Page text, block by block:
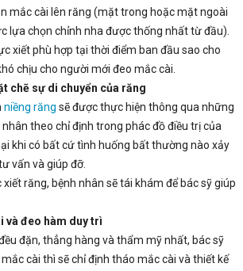
mắc cài lên răng (mặt trong hoặc mặt ngoài
lựa chọn chỉnh nha được thống nhất từ đầu).
xiết phù hợp tại thời điểm ban đầu sao cho
chịu cho người mới đeo mắc cài.
chẽ sự di chuyển của răng
niềng răng sẽ được thực hiện thông qua những
theo chỉ định trong phác đồ điều trị của
khi có bất cứ tình huống bất thường nào xảy
vấn và giúp đỡ.
răng, bệnh nhân sẽ tái khám để bác sỹ giúp
và đeo hàm duy trì
đặn, thẳng hàng và thẩm mỹ nhất, bác sỹ
cài thì sẽ chỉ định tháo mắc cài và thiết kế